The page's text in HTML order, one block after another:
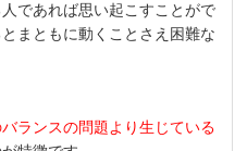
であれば思い起こすことがで
まともに動くことさえ困難な
ランスの問題より生じている